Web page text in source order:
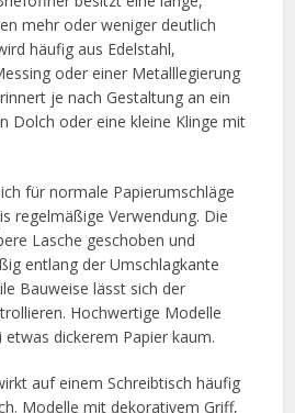
mehr oder weniger deutlich
häufig aus Edelstahl,
oder einer Metalllegierung
je nach Gestaltung an ein
Dolch oder eine kleine Klinge mit
für normale Papierumschläge
regelmäßige Verwendung. Die
Lasche geschoben und
entlang der Umschlagkante
Bauweise lässt sich der
Hochwertige Modelle
etwas dickerem Papier kaum.
auf einem Schreibtisch häufig
Modelle mit dekorativem Griff,